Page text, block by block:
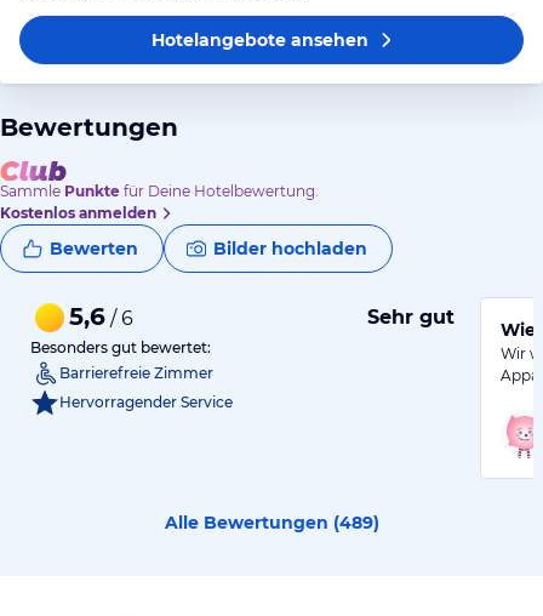
Hotelangeboteansehen
Bewertungen
Sammle Punkte für Deine Hotelbewertung.
Kostenlos anmelden
Bewerten Bilder hochladen
5,6 / 6 Sehr gut
Besonders gut bewertet:
Barrierefreie Zimmer
Hervorragender Service
Wir
Alle Bewertungen (489)